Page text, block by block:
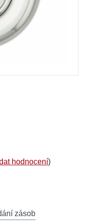
hodnocení)
zásob